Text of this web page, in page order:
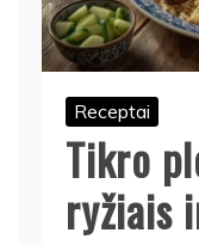
Receptai
Tikro
ryžiais